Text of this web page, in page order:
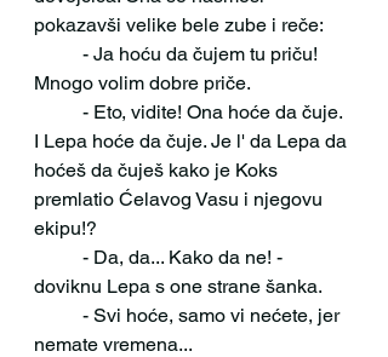
pokazavši velike bele zube i reče:
Mnogo volim dobre priče.
I Lepa hoće da čuje. Je l' da Lepa da
hoćeš da čuješ kako je Koks
premlatio Ćelavog Vasu i njegovu
ekipu!?
doviknu Lepa s one strane šanka.
nemate vremena...